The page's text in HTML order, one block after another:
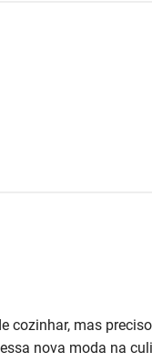
cozinhar, mas
nova moda na